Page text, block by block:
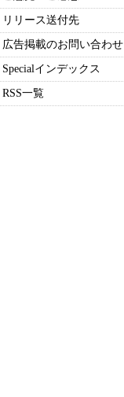
リリース送付先
広告掲載のお問い合わせ
Specialインデックス
RSS一覧